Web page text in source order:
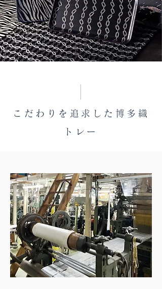
こだわりを追求した博多織
トレー